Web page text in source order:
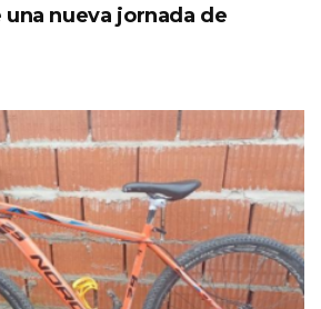
una nueva jornada de